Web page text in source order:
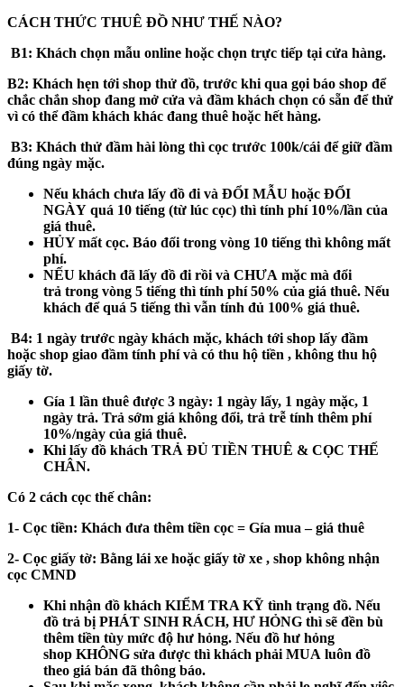
CÁCH THỨC THUÊ ĐỒ NHƯ THẾ NÀO?
B1: Khách chọn mẫu online hoặc chọn trực tiếp tại cửa hàng.
B2: Khách hẹn tới shop thử đồ, trước khi qua gọi báo shop để
chắc chắn shop đang mở cửa và đầm khách chọn có sẵn để thử
vì có thể đầm khách khác đang thuê hoặc hết hàng.
B3: Khách thử đầm hài lòng thì cọc trước 100k/cái để giữ đầm
đúng ngày mặc.
Nếu khách chưa lấy đồ đi và ĐỔI MẪU hoặc ĐỔI
NGÀY quá 10 tiếng (từ lúc cọc) thì tính phí 10%/lần của
giá thuê.
HỦY mất cọc. Báo đổi trong vòng 10 tiếng thì không mất
phí.
NẾU khách đã lấy đồ đi rồi và CHƯA mặc mà đổi
trả trong vòng 5 tiếng thì tính phí 50% của giá thuê. Nếu
khách đểquá 5 tiếng thì vẫn tính đủ 100% giá thuê.
B4: 1 ngày trước ngày khách mặc, khách tới shop lấy đầm
hoặc shop giao đầm tính phí và có thu hộ tiền , không thu hộ
giấy tờ.
Gía 1 lần thuê được 3 ngày: 1 ngày lấy, 1 ngày mặc, 1
ngày trả. Trả sớm giá không đổi, trả trễ tính thêm phí
10%/ngày của giá thuê.
Khi lấy đồ khách TRẢ ĐỦ TIỀN THUÊ & CỌC THẾ
CHÂN.
Có 2 cách cọc thế chân:
1- Cọc tiền: Khách đưa thêm tiền cọc = Gía mua – giá thuê
2- Cọc giấy tờ: Bằng lái xe hoặc giấy tờ xe , shop không nhận
cọc CMND
Khi nhận đồ khách KIỂM TRA KỸ tình trạng đồ. Nếu
đồ trả bị PHÁT SINH RÁCH, HƯ HỎNG thì sẽ đền bù
thêm tiền tùy mức độ hư hỏng. Nếu đồ hư hỏng
shop KHÔNG sửa được thì khách phải MUA luôn đồ
theo giá bán đã thông báo.